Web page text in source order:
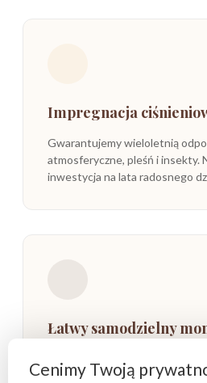
Impregnacja
Gwarantujemy wieloletnią
atmosferyczne, pleśń i insekty.
inwestycja na lata radosnego
Łatwy samodzielny
instrukcję krok po kroku oraz
Cenimy Twoją